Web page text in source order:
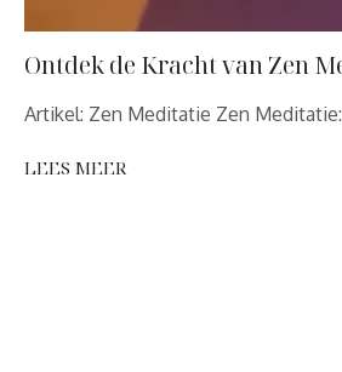
Ontdek de Kracht van Zen
Artikel: Zen Meditatie Zen
LEES MEER